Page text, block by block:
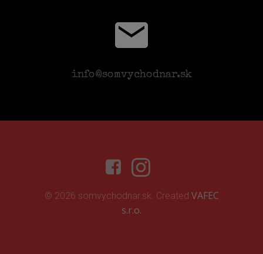
info@somvychodnar.sk
© 2026 somvychodnar.sk. Created VAFEC
s.r.o.